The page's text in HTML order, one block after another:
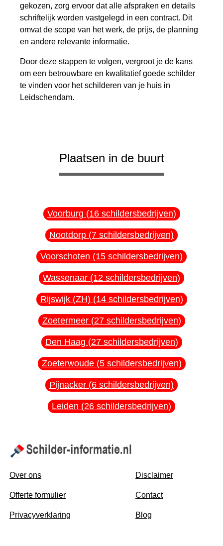
gekozen, zorg ervoor dat alle afspraken en details
schriftelijk worden vastgelegd in een contract. Dit
omvat de scope van het werk, de prijs, de planning
en andere relevante informatie.
Door deze stappen te volgen, vergroot je de kans
om een betrouwbare en kwalitatief goede schilder
te vinden voor het schilderen van je huis in
Leidschendam.
Plaatsen in de buurt
Voorburg (16 schildersbedrijven)
Nootdorp (7 schildersbedrijven)
Voorschoten (15 schildersbedrijven)
Wassenaar (12 schildersbedrijven)
Rijswijk (ZH) (14 schildersbedrijven)
Zoetermeer (27 schildersbedrijven)
Den Haag (27 schildersbedrijven)
Zoeterwoude (5 schildersbedrijven)
Pijnacker (6 schildersbedrijven)
Leiden (26 schildersbedrijven)
Over ons
Offerte formulier
Privacyverklaring
Disclaimer
Contact
Blog